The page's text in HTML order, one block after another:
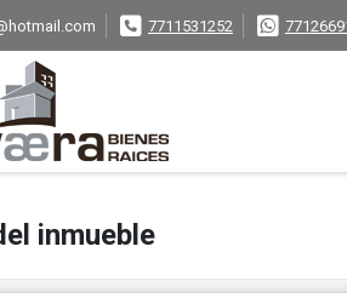
7711531252
inmueble